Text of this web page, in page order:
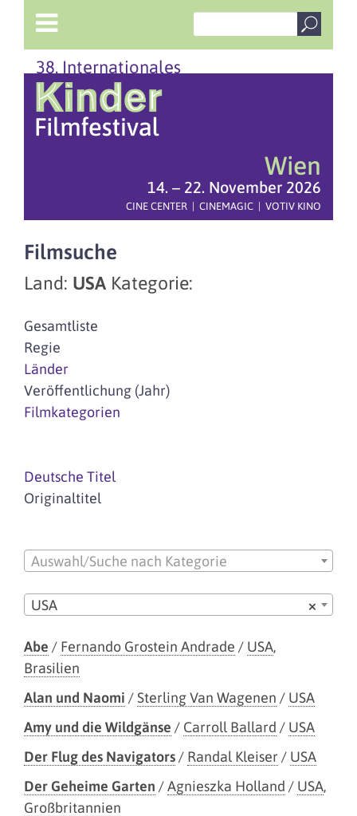
38. Internationales
Wien
14. – 22. November 2026
CINE CENTER | CINEMAGIC | VOTIV KINO
Filmsuche
Land: USA Kategorie:
Gesamtliste
Regie
Länder
Veröffentlichung (Jahr)
Filmkategorien
Deutsche Titel
Originaltitel
Auswahl/Suche nach Kategorie
×
USA
Abe / Fernando Grostein Andrade / USA,
Brasilien
Alan und Naomi /Sterling Van Wagenen / USA
Amy und die Wildgänse / Carroll Ballard / USA
Der Flug des Navigators/ Randal Kleiser / USA
Der Geheime Garten /Agnieszka Holland / USA,
Großbritannien